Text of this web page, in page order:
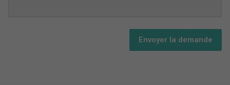
Envoyer la demande